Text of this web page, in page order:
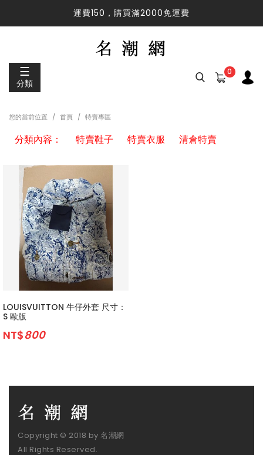
運費150，購買滿2000免運費
運費150，購買滿2000免運費
☰
分類
0
您的當前位置 首頁 特賣專區
分類內容： 特賣鞋子 特賣衣服 清倉特賣
LOUISVUITTON 牛仔外套 尺寸：
S 歐版
NT$800
Copyright © 2018 by 名潮網
All Rights Reserved.